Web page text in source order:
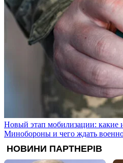
Новый этап мобилизации: какие
Минобороны и чего ждать